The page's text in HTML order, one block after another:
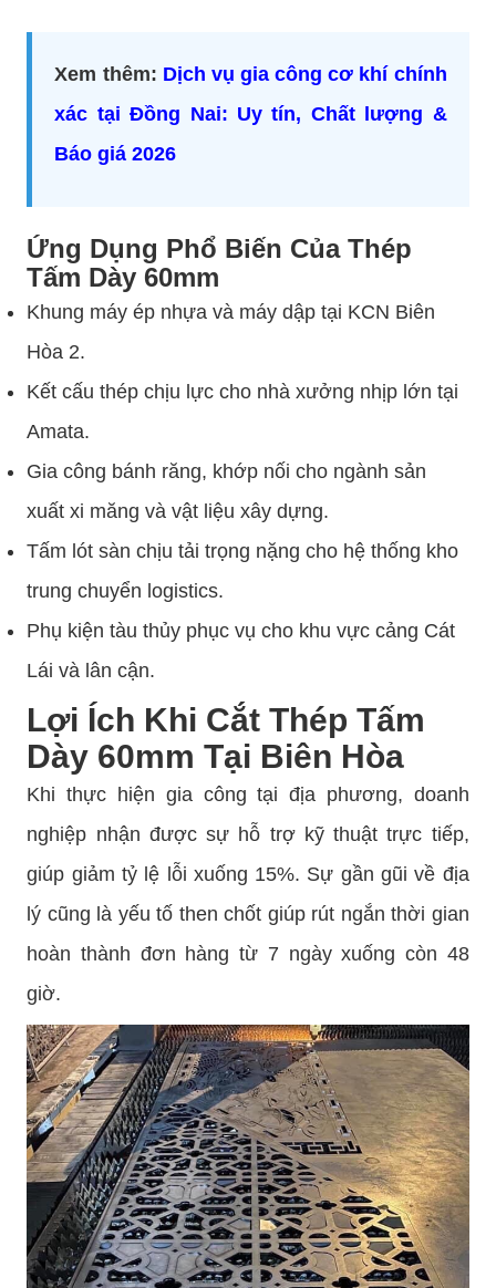
Xem thêm: Dịch vụ gia công cơ khí chính
xác tại Đồng Nai: Uy tín, Chất lượng &
Báo giá 2026
Ứng Dụng Phổ Biến Của Thép
Tấm Dày 60mm
Khung máy ép nhựa và máy dập tại KCN Biên
Hòa 2.
Kết cấu thép chịu lực cho nhà xưởng nhịp lớn tại
Amata.
Gia công bánh răng, khớp nối cho ngành sản
xuất xi măng và vật liệu xây dựng.
Tấm lót sàn chịu tải trọng nặng cho hệ thống kho
trung chuyển logistics.
Phụ kiện tàu thủy phục vụ cho khu vực cảng Cát
Lái và lân cận.
Lợi Ích Khi Cắt Thép Tấm
Dày 60mm Tại Biên Hòa
Khi thực hiện gia công tại địa phương, doanh
nghiệp nhận được sự hỗ trợ kỹ thuật trực tiếp,
giúp giảm tỷ lệ lỗi xuống 15%. Sự gần gũi về địa
lý cũng là yếu tố then chốt giúp rút ngắn thời gian
hoàn thành đơn hàng từ 7 ngày xuống còn 48
giờ.